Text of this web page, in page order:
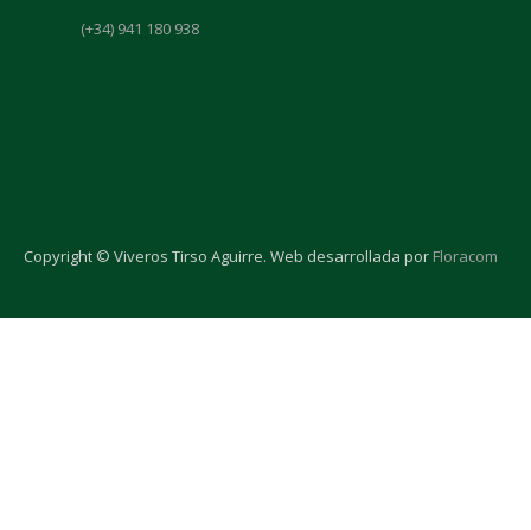
(+34) 941 180 938
Copyright © Viveros Tirso Aguirre. Web desarrollada por Floracom